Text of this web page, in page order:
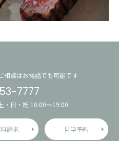
相談はお電話でも可能です
7777
・日・祝 10:00〜19:00
請求 見学予約